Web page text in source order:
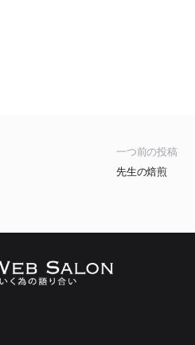
一つ前の投稿
先生の焙煎